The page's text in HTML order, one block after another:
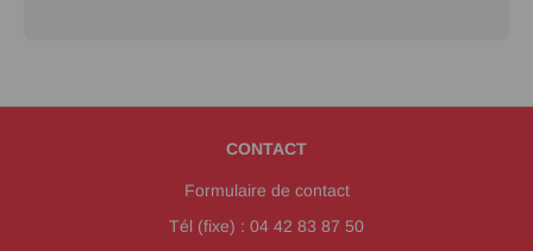
CONTACT
Formulaire de contact
Tél (fixe) : 04 42 83 87 50